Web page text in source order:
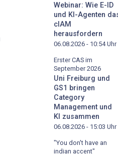
Webinar: Wie E-ID
und KI-Agenten
cIAM
herausfordern
06.08.2026 - 10:54Uhr
Erster CAS im
September 2026
Uni Freiburg und
GS1 bringen
Category
Management und
KI zusammen
06.08.2026 - 15:03 Uhr
"You don't have an
indian accent"